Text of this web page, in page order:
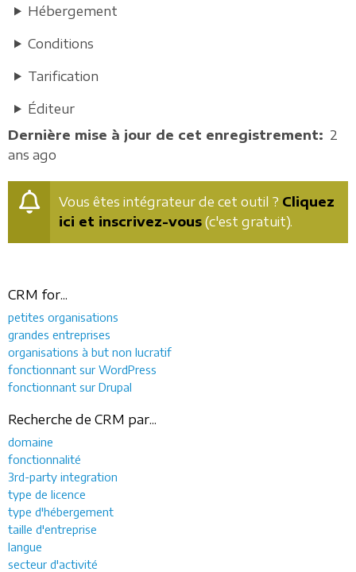
Hébergement
Conditions
Tarification
Éditeur
Dernière mise à jour de cet enregistrement
2
ans ago
Vous êtes intégrateur de cet outil ? Cliquez
ici et inscrivez-vous (c'est gratuit).
CRM for...
petites organisations
grandes entreprises
organisations à but non lucratif
fonctionnant sur WordPress
fonctionnant sur Drupal
Recherche de CRM par...
domaine
fonctionnalité
3rd-party integration
type de licence
type d'hébergement
taille d'entreprise
langue
secteur d'activité